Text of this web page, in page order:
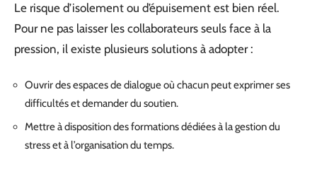
Le risque d’isolement ou d’épuisement est bien réel.
Pour ne pas laisser les collaborateurs seuls face à la
pression, il existe plusieurs solutions à adopter :
Ouvrir des espaces de dialogue où chacun peut exprimer ses
difficultés et demander du soutien.
Mettre à disposition des formations dédiées à la gestion du
stress et à l’organisation du temps.